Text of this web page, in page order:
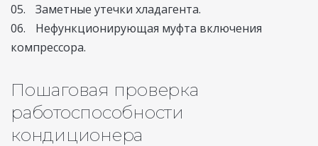
Заметные утечки хладагента.
Нефункционирующая муфта включения
компрессора.
Пошаговая проверка
работоспособности
кондиционера